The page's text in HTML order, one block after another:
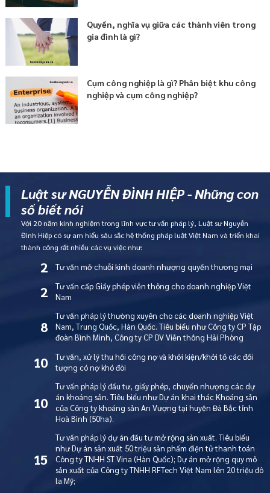
Quyền, nghĩa vụ giữa các thành viên trong
gia đình là gì?
Cụm công nghiệp là gì? Phân biệt khu công
nghiệp và cụm công nghiệp?
Luật sư NGUYỄN ĐÌNH HIỆP - Những con
số biết nói
Với 20 năm kinh nghiệm trong lĩnh vực tư vấn pháp lý, Luật sư Nguyễn
Đình Hiệp có sự am hiểu sâu sắc hệ thống pháp luật Việt Nam và triển khai
thành công rất nhiều các vụ việc như:
2 Tư vấn mở chuỗi kinh doanh nhượng quyền thương mại
2
Tư vấn cấp Giấy phép viễn thông cho doanh nghiệp Việt
Nam
8
Tư vấn pháp lý thường xuyên cho các doanh nghiệp Việt
Nam, Trung Quốc, Hàn Quốc. Tiêu biểu như Công ty CP Tập
đoàn Bình Minh, Công ty CP DV Viễn thông Hải Phòng
10
Tư vấn, xử lý thu hồi công nợ và khởi kiện/khởi tố các đối
tượng có nợ khó đòi
10
Tư vấn pháp lý đầu tư, giấy phép, chuyển nhượng các dự
án khoáng sản. Tiêu biểu như Dự án khai thác Khoáng sản
của Công ty khoáng sản An Vượng tại huyện Đà Bắc tỉnh
Hoà Bình (50ha).
15
Tư vấn pháp lý dự án đầu tư mở rộng sản xuất. Tiêu biểu
như Dự án sản xuất 50 triệu sản phẩm điện tử thanh toán
Công ty TNHH ST Vina (Hàn Quốc); Dự án mở rộng quy mô
sản xuất của Công ty TNHH RFTech Việt Nam lên 20 triệu đô
la Mỹ;